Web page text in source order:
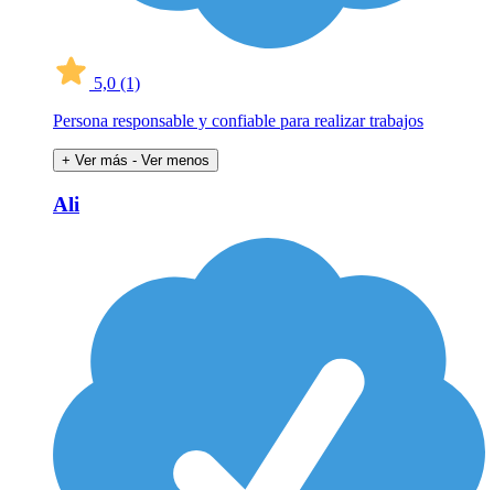
5,0 (1)
Persona responsable y confiable para realizar trabajos
+ Ver más - Ver menos
Ali